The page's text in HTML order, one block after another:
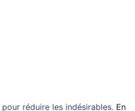
réduire les indésirables. En